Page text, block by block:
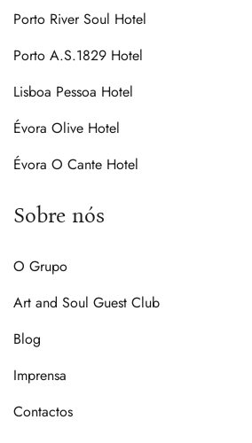
Porto River Soul Hotel
Porto A.S.1829 Hotel
Lisboa Pessoa Hotel
Évora Olive Hotel
Évora O Cante Hotel
Sobre nós
O Grupo
Art and Soul Guest Club
Blog
Imprensa
Contactos